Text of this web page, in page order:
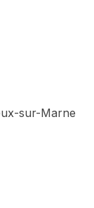
sur-Marne